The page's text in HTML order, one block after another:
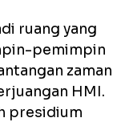
ruang yang
pemimpin
zaman
HMI.
presidium